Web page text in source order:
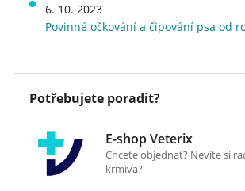
Druh krmiva
Veterinární dieta
ne
6. 10. 2023
Povinné očkování a čipování psa od
Potřebujete poradit?
E-shop Veterix
Chcete objednat? Nevíte si
krmiva?